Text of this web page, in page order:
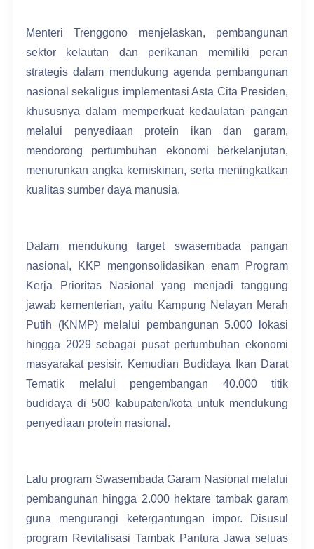
Menteri Trenggono menjelaskan, pembangunan
sektor kelautan dan perikanan memiliki peran
strategis dalam mendukung agenda pembangunan
nasional sekaligus implementasi Asta Cita Presiden,
khususnya dalam memperkuat kedaulatan pangan
melalui penyediaan protein ikan dan garam,
mendorong pertumbuhan ekonomi berkelanjutan,
menurunkan angka kemiskinan, serta meningkatkan
kualitas sumber daya manusia.
Dalam mendukung target swasembada pangan
nasional, KKP mengonsolidasikan enam Program
Kerja Prioritas Nasional yang menjadi tanggung
jawab kementerian, yaitu Kampung Nelayan Merah
Putih (KNMP) melalui pembangunan 5.000 lokasi
hingga 2029 sebagai pusat pertumbuhan ekonomi
masyarakat pesisir. Kemudian Budidaya Ikan Darat
Tematik melalui pengembangan 40.000 titik
budidaya di 500 kabupaten/kota untuk mendukung
penyediaan protein nasional.
Lalu program Swasembada Garam Nasional melalui
pembangunan hingga 2.000 hektare tambak garam
guna mengurangi ketergantungan impor. Disusul
program Revitalisasi Tambak Pantura Jawa seluas